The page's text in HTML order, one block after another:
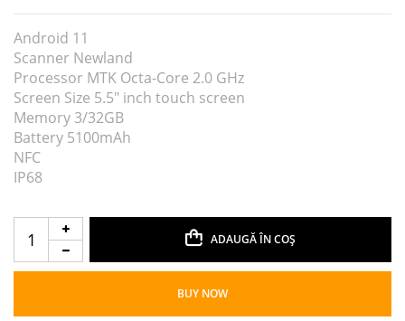
Android 11
Scanner Newland
Processor MTK Octa-Core 2.0 GHz
Screen Size 5.5″ inch touch screen
Memory 3/32GB
Battery 5100mAh
NFC
IP68
ADAUGĂ ÎN COȘ
BUY NOW